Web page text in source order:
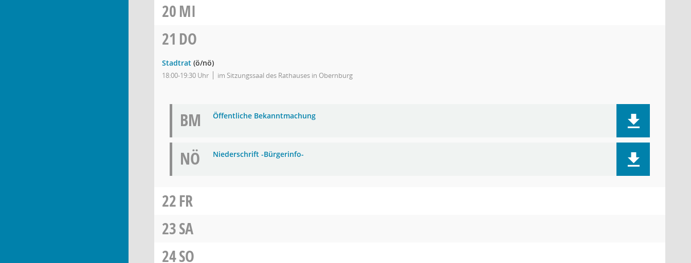
20MI
21 DO
Stadtrat (ö/nö)
18:00-19:30 Uhr im Sitzungssaal des Rathauses in Obernburg
BM Öffentliche Bekanntmachung
NÖ Niederschrift -Bürgerinfo-
22FR
23SA
24SO